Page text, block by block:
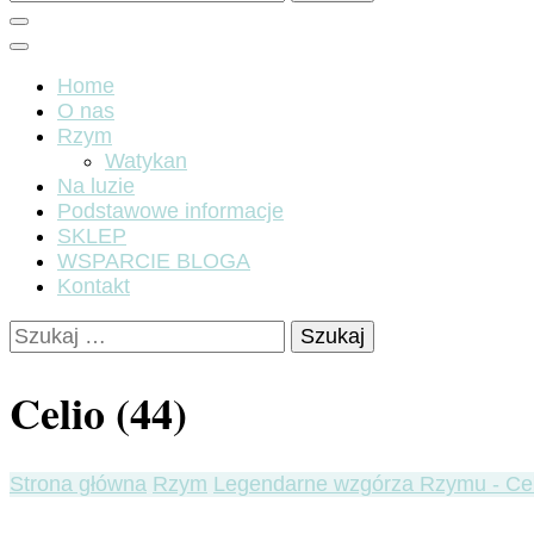
Home
O nas
Rzym
Watykan
Na luzie
Podstawowe informacje
SKLEP
WSPARCIE BLOGA
Kontakt
Szukaj:
Celio (44)
Strona główna Rzym Legendarne wzgórza Rzymu -